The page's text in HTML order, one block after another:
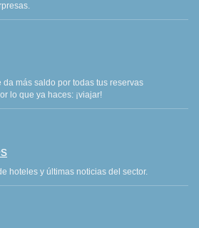
más saldo por todas tus reservas
lo que ya haces: ¡viajar!
hoteles y últimas noticias del sector.